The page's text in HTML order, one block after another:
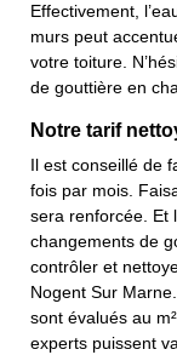
Effectivement,
murs peut
votre toiture.
de gouttière en
Notre tarif
Il est conseillé de
fois par mois.
sera renforcée. Et
changements de
contrôler et
Nogent Sur
sont évalués au
experts puissent